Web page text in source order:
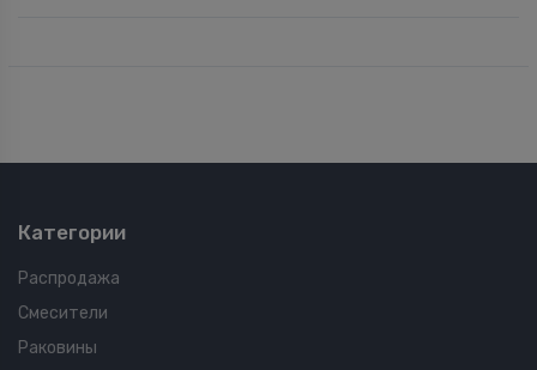
Категории
Распродажа
Смесители
Раковины